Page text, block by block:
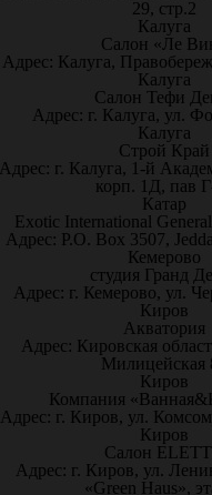
29, стр.2
Калуга
Салон «Ле
Адрес: Калуга,
Калуга
Салон Тефи
Адрес: г. Калуга, ул.
Калуга
Строй Край
г. Калуга, 1-й
корп. 1Д, пав
Катар
Exotic International
Адрес: P.O. Box 3507,
Кемерово
студия Гранд
Адрес: г. Кемерово, ул.
Киров
Акватория
Адрес: Кировская
Милицейская
Киров
Компания
Адрес: г. Киров, ул.
Киров
Салон
Адрес: г. Киров, ул.
«Green Haus»,